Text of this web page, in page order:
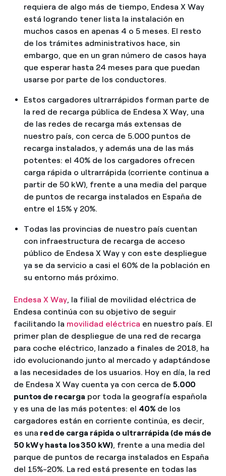
requiera de algo más de tiempo, Endesa X Way
está logrando tener lista la instalación en
muchos casos en apenas 4 o 5 meses. El resto
de los trámites administrativos hace, sin
embargo, que en un gran número de casos haya
que esperar hasta 24 meses para que puedan
usarse por parte de los conductores.
Estos cargadores ultrarrápidos forman parte de
la red de recarga pública de Endesa X Way, una
de las redes de recarga más extensas de
nuestro país, con cerca de 5.000 puntos de
recarga instalados, y además una de las más
potentes: el 40% de los cargadores ofrecen
carga rápida o ultrarrápida (corriente continua a
partir de 50 kW), frente a una media del parque
de puntos de recarga instalados en España de
entre el 15% y 20%.
Todas las provincias de nuestro país cuentan
con infraestructura de recarga de acceso
público de Endesa X Way y con este despliegue
ya se da servicio a casi el 60% de la población en
su entorno más próximo.
Endesa X Way, la filial de movilidad eléctrica de
Endesa continúa con su objetivo de seguir
facilitando la movilidad eléctrica en nuestro país. El
primer plan de despliegue de una red de recarga
para coche eléctrico, lanzado a finales de 2018, ha
ido evolucionando junto al mercado y adaptándose
a las necesidades de los usuarios. Hoy en día, la red
de Endesa X Way cuenta ya con cerca de 5.000
puntos de recarga por toda la geografía española
y es una de las más potentes: el 40% de los
cargadores están en corriente continúa, es decir,
es una red de carga rápida o ultrarrápida (de más de
50 kW y hasta los 350 kW), frente a una media del
parque de puntos de recarga instalados en España
del 15%-20%. La red está presente en todas las